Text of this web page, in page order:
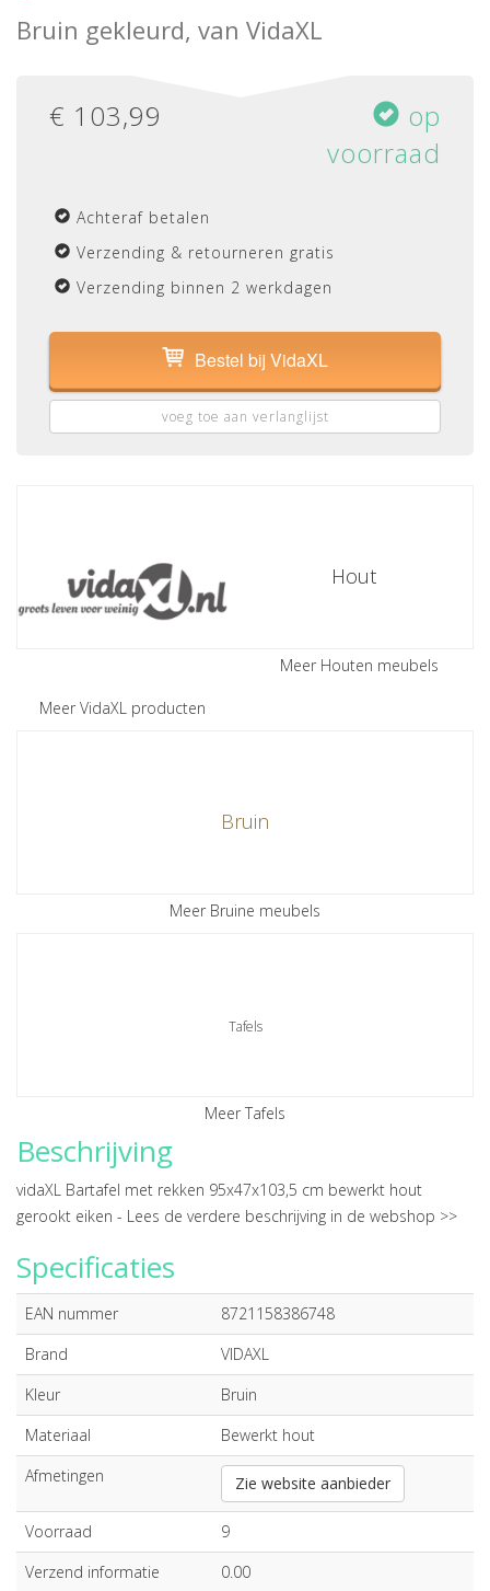
Bruin gekleurd, van VidaXL
€ 103,99
op
voorraad
Achteraf betalen
Verzending & retourneren gratis
Verzending binnen 2 werkdagen
Bestel bij VidaXL
voeg toe aan verlanglijst
Meer VidaXL producten
Hout
Meer Houten meubels
Bruin
Meer Bruine meubels
Tafels
Meer Tafels
Beschrijving
vidaXL Bartafel met rekken 95x47x103,5 cm bewerkt hout
gerookt eiken - Lees de verdere beschrijving in de webshop >>
Specificaties
EAN nummer
8721158386748
Brand
VIDAXL
Kleur
Bruin
Materiaal
Bewerkt hout
Afmetingen
Zie website aanbieder
Voorraad
9
Verzend informatie
0.00